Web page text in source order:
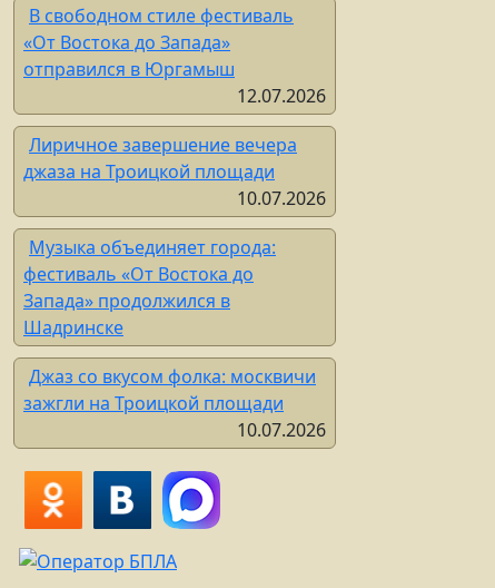
В свободном стиле фестиваль
«От Востока до Запада»
отправился в Юргамыш
12.07.2026
Лиричное завершение вечера
джаза на Троицкой площади
10.07.2026
Музыка объединяет города:
фестиваль «От Востока до
Запада» продолжился в
Шадринске
Джаз со вкусом фолка: москвичи
зажгли на Троицкой площади
10.07.2026